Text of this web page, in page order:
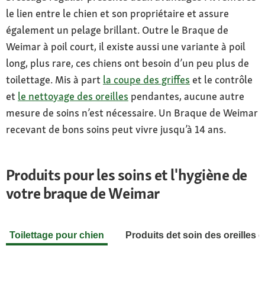
le lien entre le chien et son propriétaire et assure
également un pelage brillant. Outre le Braque de
Weimar à poil court, il existe aussi une variante à poil
long, plus rare, ces chiens ont besoin d’un peu plus de
toilettage. Mis à part la coupe des griffes et le contrôle
et le nettoyage des oreilles pendantes, aucune autre
mesure de soins n’est nécessaire. Un Braque de Weimar
recevant de bons soins peut vivre jusqu’à 14 ans.
Produits pour les soins et l'hygiène de
votre braque de Weimar
Toilettage pour chien Produits det soin des oreilles